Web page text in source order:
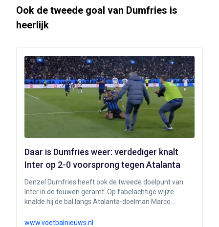
Ook de tweede goal van Dumfries is
heerlijk
Daar is Dumfries weer: verdediger knalt
Inter op 2-0 voorsprong tegen Atalanta
Denzel Dumfries heeft ook de tweede doelpunt van
Inter in de touwen geramt. Op fabelachtige wijze
knalde hij de bal langs Atalanta-doelman Marco
verdediger ook al met een omhaal.
www.voetbalnieuws.nl